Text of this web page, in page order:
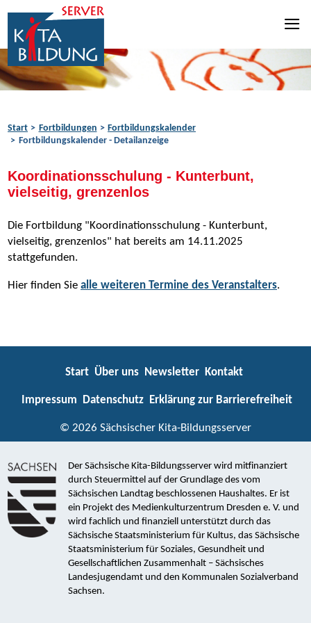
Zum Inhalt springen
Zur Navigation springen
Zum Fußbereich springen
Start Fortbildungen
Fortbildungskalender
Fortbildungskalender - Detailanzeige
Koordinationsschulung - Kunterbunt,
vielseitig, grenzenlos
Die Fortbildung "Koordinationsschulung - Kunterbunt,
vielseitig, grenzenlos" hat bereits am 14.11.2025
stattgefunden.
Hier finden Sie alle weiteren Termine des Veranstalters.
Start Über uns Newsletter Kontakt
Impressum Datenschutz Erklärung zur Barrierefreiheit
© 2026 Sächsischer Kita-Bildungsserver
Der Sächsische Kita-Bildungsserver wird mitfinanziert
durch Steuermittel auf der Grundlage des vom
Sächsischen Landtag beschlossenen Haushaltes. Er ist
ein Projekt des Medienkulturzentrum Dresden e. V. und
wird fachlich und finanziell unterstützt durch das
Sächsische Staatsministerium für Kultus, das Sächsische
Staatsministerium für Soziales, Gesundheit und
Gesellschaftlichen Zusammenhalt – Sächsisches
Landesjugendamt und den Kommunalen Sozialverband
Sachsen.